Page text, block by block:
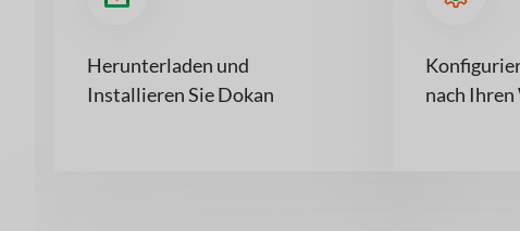
Herunterladen und
Installieren Sie Dokan
nach